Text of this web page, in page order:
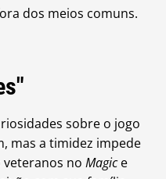
dos meios comuns.
sobre o jogo
mas a timidez impede
veteranos no Magice